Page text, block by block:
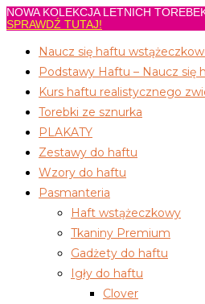
Koniec
treści
NOWA KOLEKCJA LETNICH
SPRAWDŹ TUTAJ!
Naucz się haftu
Podstawy Haftu – Naucz się
Kurs haftu realistycznego
Torebki ze sznurka
PLAKATY
Zestawy do haftu
Wzory do haftu
Pasmanteria
Haft wstążeczkowy
Tkaniny Premium
Gadżety do haftu
Igły do haftu
Clover